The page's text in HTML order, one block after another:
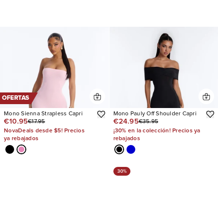
OFERTAS
Mono Sienna Strapless Capri
€10.95€17.95
NovaDeals desde $5! Precios
ya rebajados
Mono Pauly Off Shoulder Capri
€24.95€35.95
¡30% en la colección! Precios ya
rebajados
30%